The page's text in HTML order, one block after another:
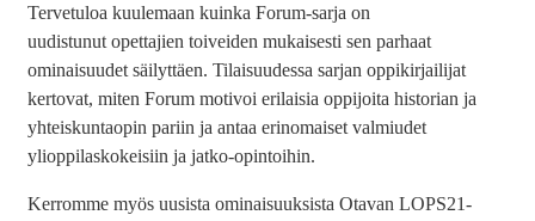
Tervetuloa kuulemaan kuinka Forum-sarja on
uudistunut opettajien toiveiden mukaisesti sen parhaat
ominaisuudet säilyttäen. Tilaisuudessa sarjan oppikirjailijat
kertovat, miten Forum motivoi erilaisia oppijoita historian ja
yhteiskuntaopin pariin ja antaa erinomaiset valmiudet
ylioppilaskokeisiin ja jatko-opintoihin.
Kerromme myös uusista ominaisuuksista Otavan LOPS21-